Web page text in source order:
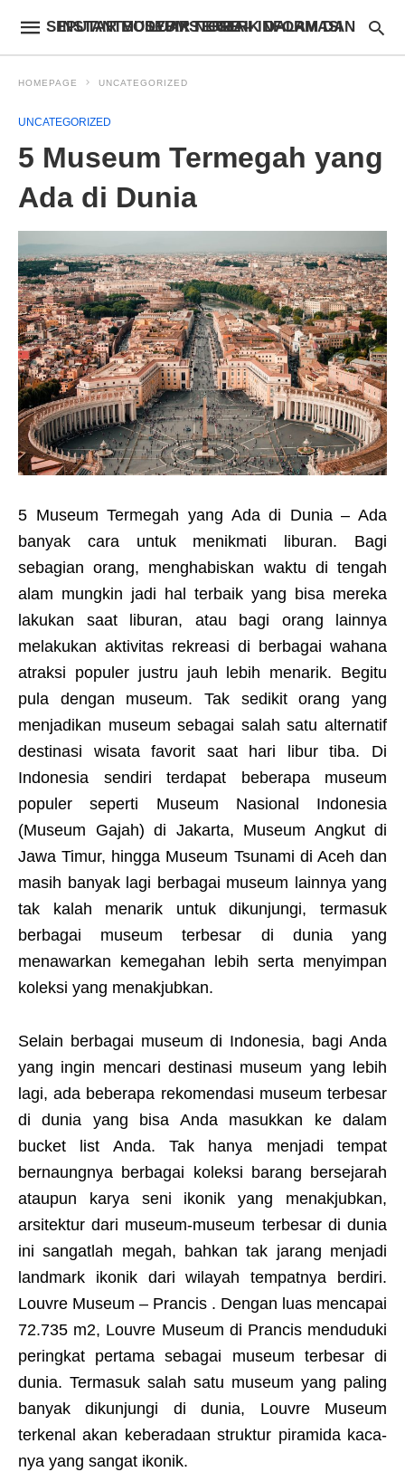
INSTANTBODYFIXSTORE – INFORMASI SEPUTAR MUSEUM TERBAIK DALAM DAN LUAR NEGERI
HOMEPAGE UNCATEGORIZED
UNCATEGORIZED
5 Museum Termegah yang
Ada di Dunia
5 Museum Termegah yang Ada di Dunia – Ada
banyak cara untuk menikmati liburan. Bagi
sebagian orang, menghabiskan waktu di tengah
alam mungkin jadi hal terbaik yang bisa mereka
lakukan saat liburan, atau bagi orang lainnya
melakukan aktivitas rekreasi di berbagai wahana
atraksi populer justru jauh lebih menarik. Begitu
pula dengan museum. Tak sedikit orang yang
menjadikan museum sebagai salah satu alternatif
destinasi wisata favorit saat hari libur tiba. Di
Indonesia sendiri terdapat beberapa museum
populer seperti Museum Nasional Indonesia
(Museum Gajah) di Jakarta, Museum Angkut di
Jawa Timur, hingga Museum Tsunami di Aceh dan
masih banyak lagi berbagai museum lainnya yang
tak kalah menarik untuk dikunjungi, termasuk
berbagai museum terbesar di dunia yang
menawarkan kemegahan lebih serta menyimpan
koleksi yang menakjubkan.
Selain berbagai museum di Indonesia, bagi Anda
yang ingin mencari destinasi museum yang lebih
lagi, ada beberapa rekomendasi museum terbesar
di dunia yang bisa Anda masukkan ke dalam
bucket list Anda. Tak hanya menjadi tempat
bernaungnya berbagai koleksi barang bersejarah
ataupun karya seni ikonik yang menakjubkan,
arsitektur dari museum-museum terbesar di dunia
ini sangatlah megah, bahkan tak jarang menjadi
landmark ikonik dari wilayah tempatnya berdiri.
Louvre Museum – Prancis . Dengan luas mencapai
72.735 m2, Louvre Museum di Prancis menduduki
peringkat pertama sebagai museum terbesar di
dunia. Termasuk salah satu museum yang paling
banyak dikunjungi di dunia, Louvre Museum
terkenal akan keberadaan struktur piramida kaca-
nya yang sangat ikonik.